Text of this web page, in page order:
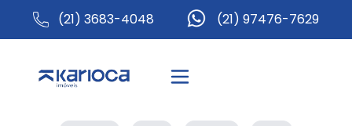
(21) 3683-4048 (21) 97476-7629